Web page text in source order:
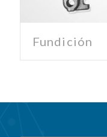
Fundición